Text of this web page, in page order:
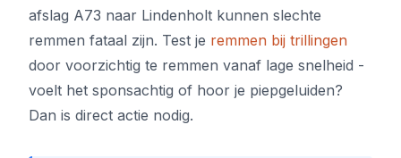
afslag A73 naar Lindenholt kunnen slechte
remmen fataal zijn. Test je remmen bij trillingen
door voorzichtig te remmen vanaf lage snelheid -
voelt het sponsachtig of hoor je piepgeluiden?
Dan is direct actie nodig.